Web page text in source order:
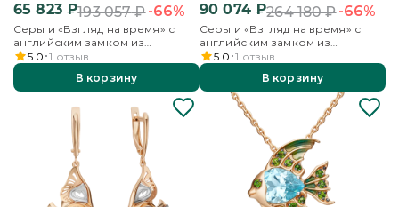
65 823₽193 057₽-66%
Серьги «Взгляд на время» с
английским замком из
комбинированного золота с
топазом, бесцветными
топазами и эмалью
5.0 1 отзыв
В корзину
90 074₽264 180₽-66%
Серьги «Взгляд на время» с
английским замком из
комбинированного золота с
топазами, бесцветными
топазами и эмалью
5.0 1 отзыв
В корзину